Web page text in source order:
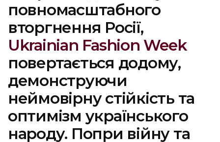
повномасштабного
вторгнення Росії,
Ukrainian Fashion Week
повертається додому,
демонструючи
неймовірну стійкість та
оптимізм українського
народу. Попри війну та